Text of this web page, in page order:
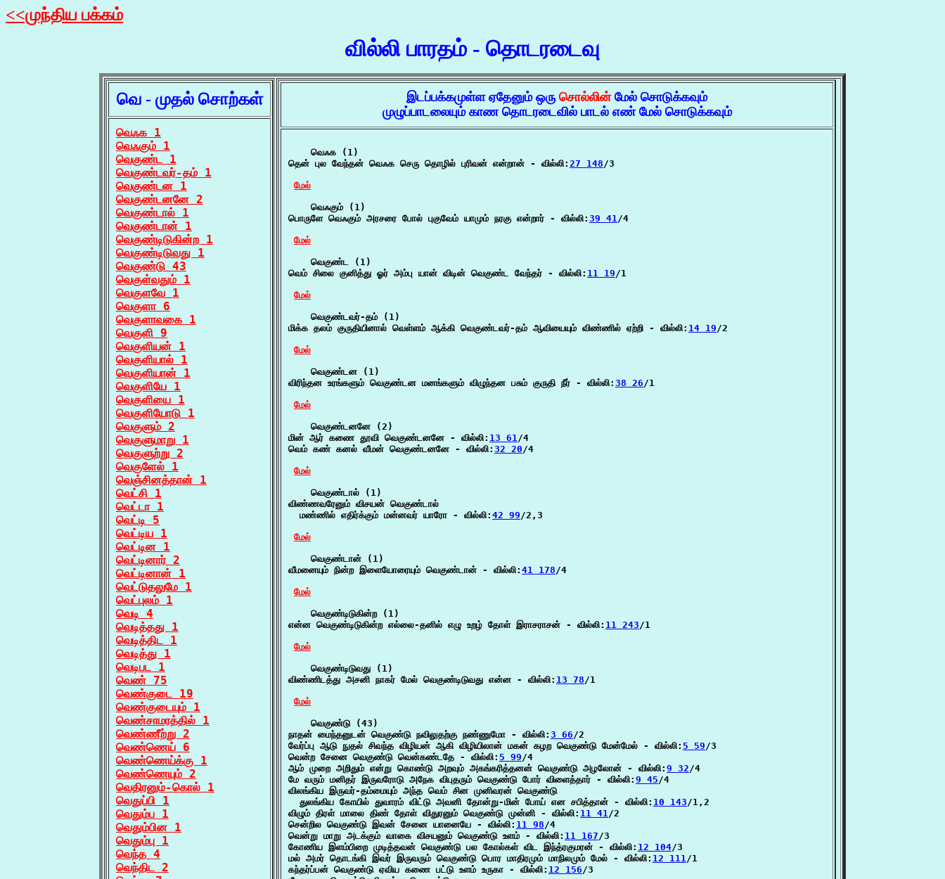
<<முந்திய பக்கம்
வில்லி பாரதம் - தொடரடைவு
வெ - முதல் சொற்கள்
வெஃக 1
வெஃகும் 1
வெகுண்ட 1
வெகுண்டவர்-தம் 1
வெகுண்டன 1
வெகுண்டனனே 2
வெகுண்டால் 1
வெகுண்டான் 1
வெகுண்டிடுகின்ற 1
வெகுண்டிடுவது 1
வெகுண்டு 43
வெகுள்வதும் 1
வெகுளவே 1
வெகுளா 6
வெகுளாவகை 1
வெகுளி 9
வெகுளியன் 1
வெகுளியால் 1
வெகுளியான் 1
வெகுளியே 1
வெகுளியை 1
வெகுளியோடு 1
வெகுளும் 2
வெகுளுமாறு 1
வெகுளுற்று 2
வெகுளேல் 1
வெஞ்சினத்தான் 1
வெட்சி 1
வெட்டா 1
வெட்டி 5
வெட்டிய 1
வெட்டின 1
வெட்டினார் 2
வெட்டினான் 1
வெட்டுதலுமே 1
வெட்புலம் 1
வெடி 4
வெடித்தது 1
வெடித்திட 1
வெடித்து 1
வெடிபட 1
வெண் 75
வெண்குடை 19
வெண்குடையும் 1
வெண்சாமரத்தில் 1
வெண்ணீற்று 2
வெண்ணெய் 6
வெண்ணெய்க்கு 1
வெண்ணெயும் 2
வெதிரனும்-கொல் 1
வெதுப்பி 1
வெதும்ப 1
வெதும்பின 1
வெதும்பு 1
வெந்த 4
வெந்திட 2
இடப்பக்கமுள்ள ஏதேனும் ஒரு சொல்லின் மேல் சொடுக்கவும்
முழுப்பாடலையும் காண தொடரடைவில் பாடல் எண் மேல் சொடுக்கவும்
    வெஃக (1)
தென் புல வேந்தன் வெஃக செரு தொழில் புரிவன் என்றான் - வில்லி: 27 148/3
மேல்
    வெஃகும் (1)
பொருளே வெஃகும் அரசரை போல் புகுவேம் யாமும் நரகு என்றார் - வில்லி: 39 41/4
மேல்
    வெகுண்ட (1)
வெம் சிலை குனித்து ஓர் அம்பு யான் விடின் வெகுண்ட வேந்தர் - வில்லி: 11 19/1
மேல்
    வெகுண்டவர்-தம் (1)
மிக்க தலம் குருதியினால் வெள்ளம் ஆக்கி வெகுண்டவர்-தம் ஆவியையும் விண்ணில் ஏற்றி - வில்லி: 14 19/2
மேல்
    வெகுண்டன (1)
விரிந்தன உரங்களும் வெகுண்டன மனங்களும் விழுந்தன பசும் குருதி நீர் - வில்லி: 38 26/1
மேல்
    வெகுண்டனனே (2)
மின் ஆர் கணை தூவி வெகுண்டனனே - வில்லி: 13 61/4
வெம் கண் கனல் வீமன் வெகுண்டனனே - வில்லி: 32 20/4
மேல்
    வெகுண்டால் (1)
விண்ணவரேனும் விசயன் வெகுண்டால்
  மண்ணில் எதிர்க்கும் மன்னவர் யாரோ - வில்லி:
42 99/2,3
மேல்
    வெகுண்டான் (1)
வீமனையும் நின்ற இளையோரையும் வெகுண்டான் - வில்லி: 41 178/4
மேல்
    வெகுண்டிடுகின்ற (1)
என்ன வெகுண்டிடுகின்ற எல்லை-தனில் எழு உறழ் தோள் இராசராசன் - வில்லி: 11 243/1
மேல்
    வெகுண்டிடுவது (1)
விண்ணிடத்து அசனி நாகர் மேல் வெகுண்டிடுவது என்ன - வில்லி: 13 78/1
மேல்
    வெகுண்டு (43)
நாதன் மைந்தனுடன் வெகுண்டு நவிலுதற்கு நண்ணுமோ - வில்லி: 3 66/2
வேர்ப்பு ஆடு நுதல் சிவந்த விழியன் ஆகி விழியிலான் மகன் கழற வெகுண்டு மேன்மேல் - வில்லி: 5 59/3
வென்ற சேனை வெகுண்டு வென்கண்டதே - வில்லி: 5 99/4
ஆம் முறை அறிதும் என்று கொண்டு அறவும் அகங்கரித்தனன் வெகுண்டு அழலோன் - வில்லி: 9 32/4
மே வரும் மனிதர் இருவரோடு அநேக விபுதரும் வெகுண்டு போர் விளைத்தார் - வில்லி: 9 45/4
விலங்கிய இருவர்-தம்மையும் அந்த வெம் சின முனிவரன் வெகுண்டு
  துலங்கிய கோயில் துவாரம் விட்டு அவனி தோன்று-மின் போய் என சபித்தான் - வில்லி:
10 143/1,2
விழும் திரள் மாலை திண் தோள் விதுரனும் வெகுண்டு முன்னி - வில்லி: 11 41/2
சென்றில வெகுண்டு இவன் சேனை யானையே - வில்லி: 11 98/4
வென்று மாறு அடக்கும் வாகை விசயனும் வெகுண்டு உளம் - வில்லி: 11 167/3
கோணிய இளம்பிறை முடித்தவன் வெகுண்டு பல கோல்கள் விட இந்த்ரகுமரன் - வில்லி: 12 104/3
மல் அமர் தொடங்கி இவர் இருவரும் வெகுண்டு பொர மாதிரமும் மாநிலமும் மேல் - வில்லி: 12 111/1
கந்தர்ப்பன் வெகுண்டு ஏவிய கணை பட்டு உளம் உருகா - வில்லி: 12 156/3